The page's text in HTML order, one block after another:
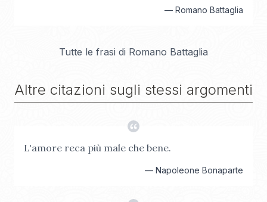
— Romano Battaglia
Tutte le frasi di Romano Battaglia
Altre citazioni sugli stessi argomenti
L'amore reca più male che bene.
— Napoleone Bonaparte